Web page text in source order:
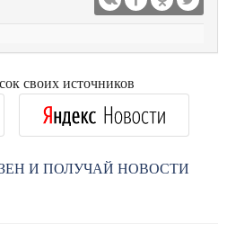
своих источников
И ПОЛУЧАЙ НОВОСТИ